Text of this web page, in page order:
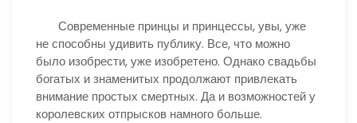
Современные принцы и принцессы, увы, уже
не способны удивить публику. Все, что можно
было изобрести, уже изобретено. Однако свадьбы
богатых и знаменитых продолжают привлекать
внимание простых смертных. Да и возможностей у
королевских отпрысков намного больше.